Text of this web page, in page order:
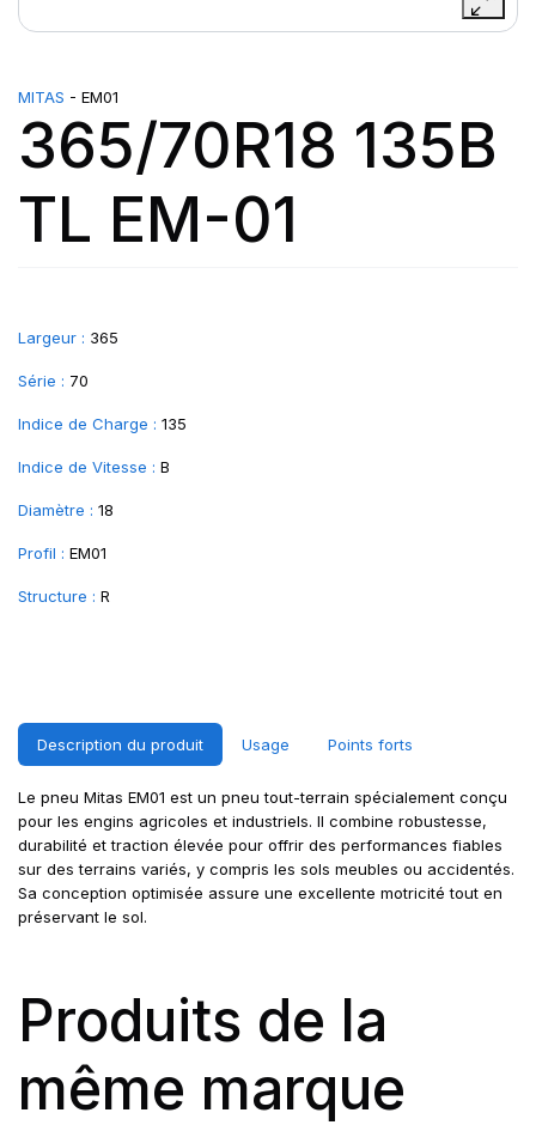
MITAS - EM01
365/70R18 135B
TL EM-01
Largeur : 365
Série : 70
Indice de Charge : 135
Indice de Vitesse : B
Diamètre : 18
Profil : EM01
Structure : R
Description du produit Usage Points forts
Le pneu Mitas EM01 est un pneu tout-terrain spécialement conçu
pour les engins agricoles et industriels. Il combine robustesse,
durabilité et traction élevée pour offrir des performances fiables
sur des terrains variés, y compris les sols meubles ou accidentés.
Sa conception optimisée assure une excellente motricité tout en
préservant le sol.
Produits de la
même marque